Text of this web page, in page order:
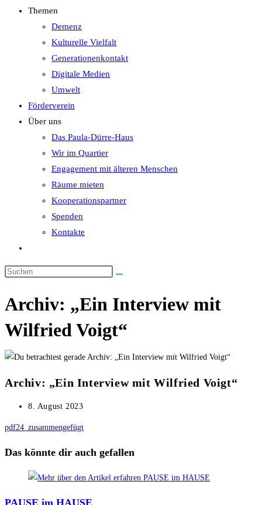
Themen
Demenz
Kulturelle Vielfalt
Generationenkontakt
Digitale Medien
Umwelt
Förderverein
Über uns
Das Paula-Dürre-Haus
Wir im Quartier
Engagement mit älteren Menschen
Räume mieten
Kooperationspartner
Spenden
Kontakte
umschalten
Archiv: „Ein Interview mit
Wilfried Voigt“
Archiv: „Ein Interview mit Wilfried Voigt“
Beitrag
8. August 2023
pdf24_zusammengefügt
Das könnte dir auch gefallen
PAUSE im HAUSE